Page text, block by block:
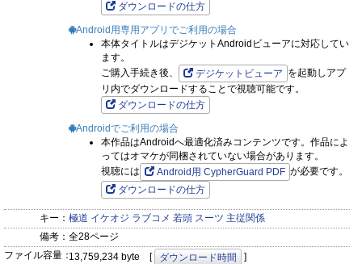
ダウンロードの仕方
Android用専用アプリでご利用の場合
本体タイトルはデジケットAndroidビューアに対応してい
ます。
ご購入手続き後、
デジケットビューア を起動しアプ
リ内でダウンロードすることで視聴可能です。
ダウンロードの仕方
Androidでご利用の場合
本作品はAndroidへ最適化済みコンテンツです。作品によ
ってはオマケが同梱されていない場合があります。
視聴には
Android用 CypherGuard PDF が必要です。
ダウンロードの仕方
キー： 極道 イケオジ ラブコメ 若頭 スーツ 主従関係
備考： 全28ページ
ファイル容量：13,759,234 byte [ ダウンロード時間
]